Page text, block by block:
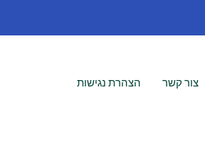
הצהרת נגישות צור קשר